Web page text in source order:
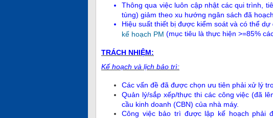
Thông qua việc luôn cập nhật các qui trình,
tùng) giảm theo xu hướng ngân sách đã
Hiệu suất thiết bị được kiểm soát và có thể
kế hoạch PM (mục tiêu là thực hiện >=85%
TRÁCH NHIỆM:
Kế hoạch và lịch bảo trì:
Các vấn đề đã được chọn ưu tiên phải xử lý
Quản lý/sắp xếp/thực thi các công việc (đã
cầu kinh doanh (CBN) của nhà máy.
Công việc bảo trì được lập kế hoạch phải